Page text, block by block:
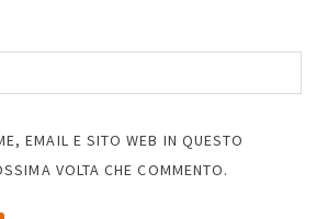
EMAIL E SITO WEB IN QUESTO
VOLTA CHE COMMENTO.